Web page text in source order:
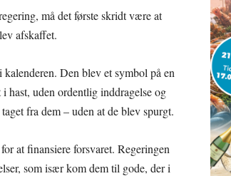
må det første skridt være at
afskaffet.
Den blev et symbol på en
hast, uden ordentlig inddragelse og
fra dem – uden at de blev spurgt.
at finansiere forsvaret. Regeringen
som især kom dem til gode, der i